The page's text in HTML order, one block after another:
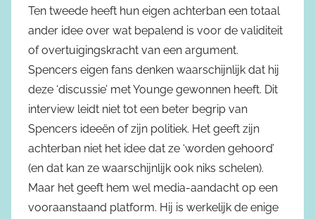
Ten tweede heeft hun eigen achterban een totaal
ander idee over wat bepalend is voor de validiteit
of overtuigingskracht van een argument.
Spencers eigen fans denken waarschijnlijk dat hij
deze ‘discussie’ met Younge gewonnen heeft. Dit
interview leidt niet tot een beter begrip van
Spencers ideeën of zijn politiek. Het geeft zijn
achterban niet het idee dat ze ‘worden gehoord’
(en dat kan ze waarschijnlijk ook niks schelen).
Maar het geeft hem wel media-aandacht op een
vooraanstaand platform. Hij is werkelijk de enige